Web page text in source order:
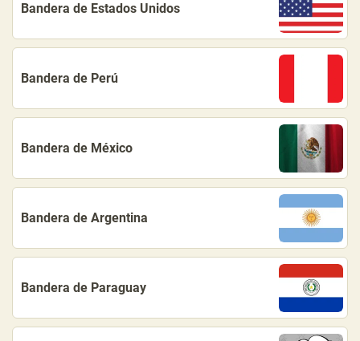
Bandera de Estados Unidos
Bandera de Perú
Bandera de México
Bandera de Argentina
Bandera de Paraguay